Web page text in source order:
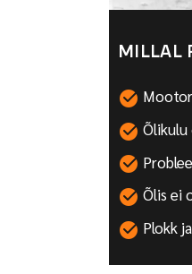
MILLAL
Õlis ei
Plokk